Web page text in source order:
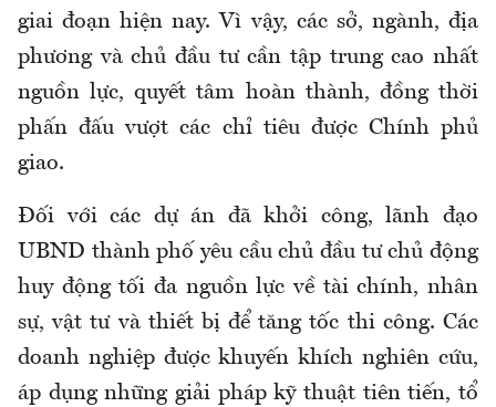
giai đoạn hiện nay. Vì vậy, các sở, ngành, địa
phương và chủ đầu tư cần tập trung cao nhất
nguồn lực, quyết tâm hoàn thành, đồng thời
phấn đấu vượt các chỉ tiêu được Chính phủ
giao.
Đối với các dự án đã khởi công, lãnh đạo
UBND thành phố yêu cầu chủ đầu tư chủ động
huy động tối đa nguồn lực về tài chính, nhân
sự, vật tư và thiết bị để tăng tốc thi công. Các
doanh nghiệp được khuyến khích nghiên cứu,
áp dụng những giải pháp kỹ thuật tiên tiến, tổ